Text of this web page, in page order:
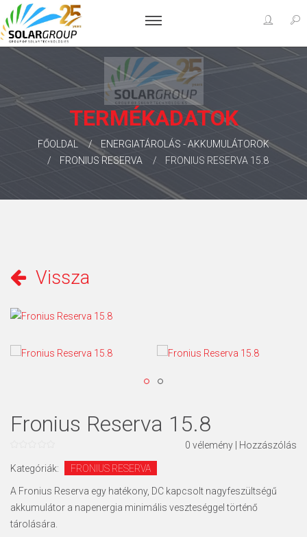
TERMÉKADATOK
FŐOLDAL
ENERGIATÁROLÁS - AKKUMULÁTOROK
FRONIUS RESERVA
FRONIUS RESERVA 15.8
Vissza
Fronius Reserva 15.8
az
5
0 vélemény Hozzászólás
Kategóriák: FRONIUS RESERVA
A Fronius Reserva egy hatékony, DC kapcsolt nagyfeszültségű
akkumulátor a napenergia minimális veszteséggel történő
tárolására.